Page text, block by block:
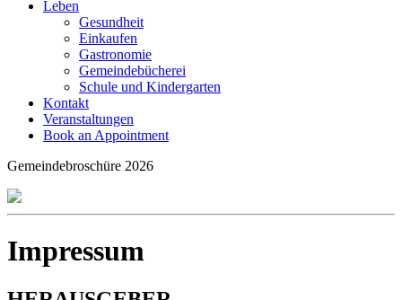
Leben
Gesundheit
Einkaufen
Gastronomie
Gemeindebücherei
Schule und Kindergarten
Kontakt
Veranstaltungen
Book an Appointment
Gemeindebroschüre 2026
Impressum